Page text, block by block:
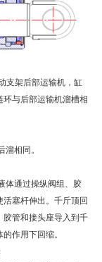
支架后部运输机，缸
与后部运输机溜槽相
相同。
体通过操纵阀组、胶
塞杆伸出。千斤顶回
胶管和接头座导入到千
作用下回缩。